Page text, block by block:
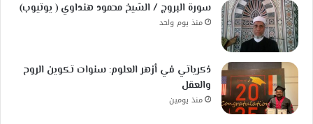
سورة البروج / الشيخ محمود هنداوي ( يوتيوب)
منذ يوم واحد
ذكرياتي في أزهر العلوم: سنوات تكوين الروح
والعقل
منذ يومين